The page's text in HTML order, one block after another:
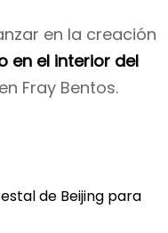
en la creación
en el interior del
Fray Bentos.
de Beijing para